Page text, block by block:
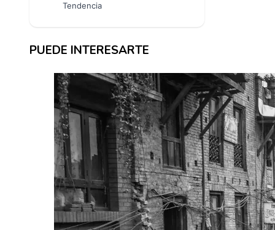
Tendencia
PUEDE INTERESARTE